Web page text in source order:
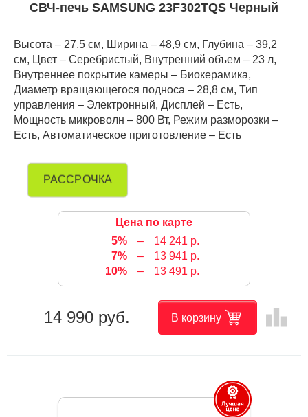
СВЧ-печь SAMSUNG 23F302TQS Черный
Высота – 27,5 см, Ширина – 48,9 см, Глубина – 39,2
см, Цвет – Серебристый, Внутренний объем – 23 л,
Внутреннее покрытие камеры – Биокерамика,
Диаметр вращающегося подноса – 28,8 см, Тип
управления – Электронный, Дисплей – Есть,
Мощность микроволн – 800 Вт, Режим разморозки –
Есть, Автоматическое приготовление – Есть
РАССРОЧКА
Цена по карте
5%
–
14 241 р.
7%
–
13 941 р.
10%
– 13 491 р.
14 990 руб. В корзину leaderboard